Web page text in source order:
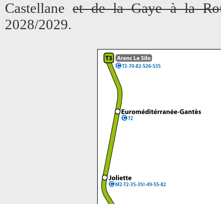
Castellaneet de la Gaye à la
2028/2029.